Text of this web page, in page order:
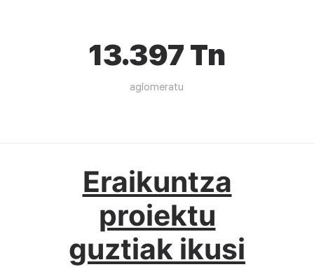
13.397 Tn
aglomeratu
Eraikuntza
proiektu
guztiak ikusi